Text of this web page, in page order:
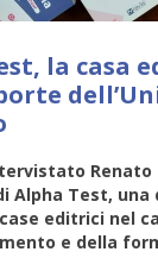
la casa
Renato
Alpha Test, una
editrici nel
e della